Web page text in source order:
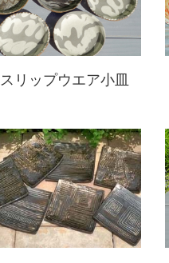
スリップウエア小皿